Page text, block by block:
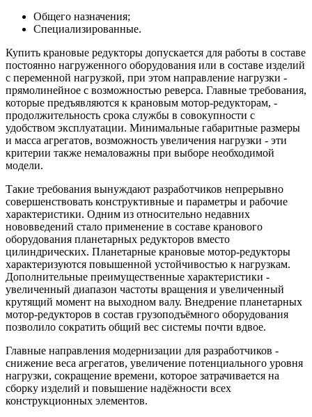
Общего назначения;
Специализированные.
Купить крановые редукторы допускается для работы в составе
постоянно нагруженного оборудования или в составе изделий
с переменной нагрузкой, при этом направление нагрузки -
прямолинейное с возможностью реверса. Главные требования,
которые предъявляются к крановым мотор-редукторам, -
продолжительность срока службы в совокупности с
удобством эксплуатации. Минимальные габаритные размеры
и масса агрегатов, возможность увеличения нагрузки - эти
критерии также немаловажны при выборе необходимой
модели.
Такие требования вынуждают разработчиков непрерывно
совершенствовать конструктивные и параметры и рабочие
характеристики. Одним из относительно недавних
нововведений стало применение в составе кранового
оборудования планетарных редукторов вместо
цилиндрических. Планетарные крановые мотор-редукторы
характеризуются повышенной устойчивостью к нагрузкам.
Дополнительные преимущественные характеристики -
увеличенный диапазон частоты вращения и увеличенный
крутящий момент на выходном валу. Внедрение планетарных
мотор-редукторов в состав грузоподъёмного оборудования
позволило сократить общий вес системы почти вдвое.
Главные направления модернизации для разработчиков -
снижение веса агрегатов, увеличение потенциального уровня
нагрузки, сокращение времени, которое затрачивается на
сборку изделий и повышение надёжности всех
конструкционных элементов.